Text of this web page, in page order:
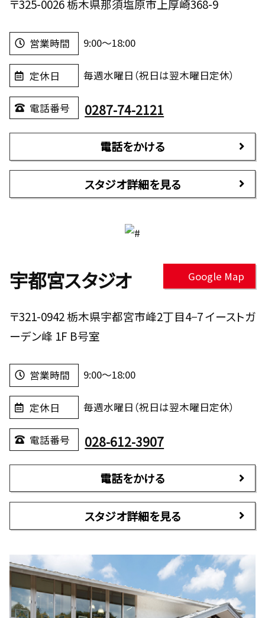
〒325-0026 栃木県那須塩原市上厚崎368-9
営業時間 9:00～18:00
定休日 毎週水曜日（祝日は翌木曜日定休）
電話番号 0287-74-2121
電話をかける
スタジオ詳細を見る
宇都宮スタジオ Google Map
〒321-0942 栃木県宇都宮市峰2丁目4−7 イーストガ
ーデン峰 1F B号室
営業時間 9:00～18:00
定休日 毎週水曜日（祝日は翌木曜日定休）
電話番号 028-612-3907
電話をかける
スタジオ詳細を見る